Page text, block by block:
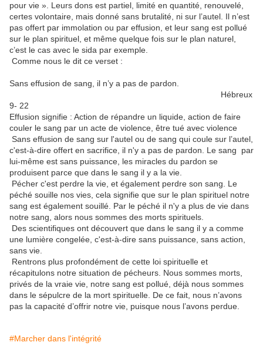
pour vie ». Leurs dons est partiel, limité en quantité, renouvelé,
certes volontaire, mais donné sans brutalité, ni sur l’autel. Il n’est
pas offert par immolation ou par effusion, et leur sang est pollué
sur le plan spirituel, et même quelque fois sur le plan naturel,
c’est le cas avec le sida par exemple.
Comme nous le dit ce verset :
Sans effusion de sang, il n’y a pas de pardon.
Hébreux
9- 22
Effusion signifie : Action de répandre un liquide, action de faire
couler le sang par un acte de violence, être tué avec violence
Sans effusion de sang sur l'autel ou de sang qui coule sur l’autel,
c'est-à-dire offert en sacrifice, il n'y a pas de pardon. Le sang par
lui-même est sans puissance, les miracles du pardon se
produisent parce que dans le sang il y a la vie.
Pécher c'est perdre la vie, et également perdre son sang. Le
péché souille nos vies, cela signifie que sur le plan spirituel notre
sang est également souillé. Par le péché il n'y a plus de vie dans
notre sang, alors nous sommes des morts spirituels.
Des scientifiques ont découvert que dans le sang il y a comme
une lumière congelée, c'est-à-dire sans puissance, sans action,
sans vie.
Rentrons plus profondément de cette loi spirituelle et
récapitulons notre situation de pécheurs. Nous sommes morts,
privés de la vraie vie, notre sang est pollué, déjà nous sommes
dans le sépulcre de la mort spirituelle. De ce fait, nous n’avons
pas la capacité d’offrir notre vie, puisque nous l’avons perdue.
#Marcher dans l'intégrité